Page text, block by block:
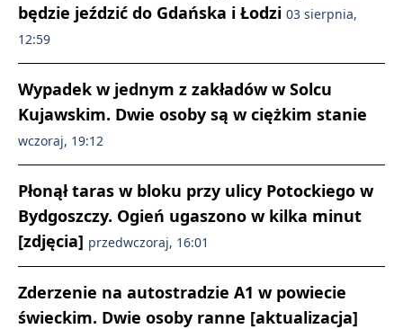
będzie jeździć do Gdańska i Łodzi 03 sierpnia,
12:59
Wypadek w jednym z zakładów w Solcu
Kujawskim. Dwie osoby są w ciężkim stanie
wczoraj, 19:12
Płonął taras w bloku przy ulicy Potockiego w
Bydgoszczy. Ogień ugaszono w kilka minut
[zdjęcia] przedwczoraj, 16:01
Zderzenie na autostradzie A1 w powiecie
świeckim. Dwie osoby ranne [aktualizacja]